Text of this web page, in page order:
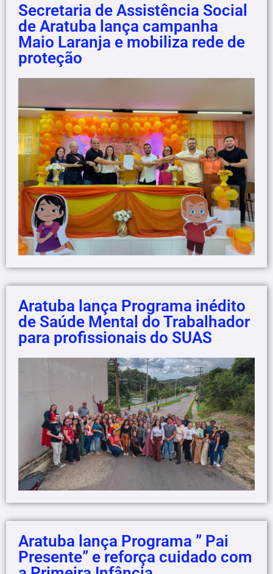
Secretaria de Assistência Social
de Aratuba lança campanha
Maio Laranja e mobiliza rede de
proteção
Aratuba lança Programa inédito
de Saúde Mental do Trabalhador
para profissionais do SUAS
Aratuba lança Programa ” Pai
Presente” e reforça cuidado com